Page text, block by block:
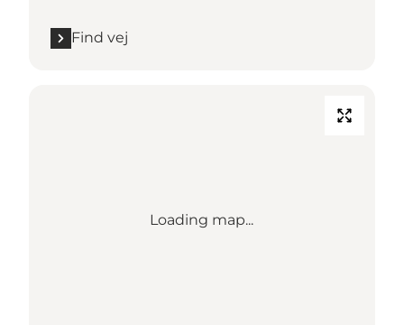
Find vej
Loading map...